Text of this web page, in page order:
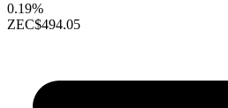
0.19%
ZEC$494.05